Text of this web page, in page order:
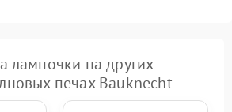
лампочки на других
печах Bauknecht